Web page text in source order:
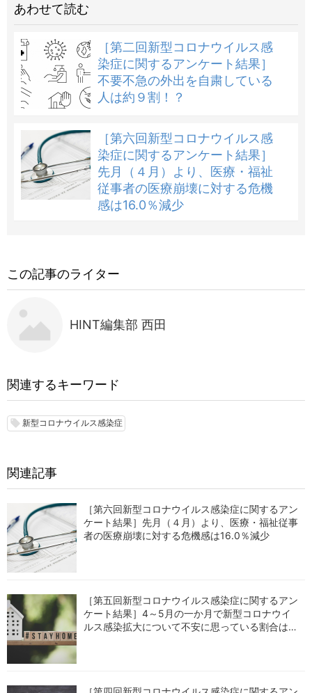
あわせて読む
［第二回新型コロナウイルス感
染症に関するアンケート結果］
不要不急の外出を自粛している
人は約９割！？
［第六回新型コロナウイルス感
染症に関するアンケート結果］
先月（４月）より、医療・福祉
従事者の医療崩壊に対する危機
感は16.0％減少
この記事のライター
HINT編集部 西田
関連するキーワード
local_offer 新型コロナウイルス感染症
関連記事
［第六回新型コロナウイルス感染症に関するアン
ケート結果］先月（４月）より、医療・福祉従事
者の医療崩壊に対する危機感は16.0％減少
［第五回新型コロナウイルス感染症に関するアン
ケート結果］4～5月の一か月で新型コロナウイ
ルス感染拡大について不安に思っている割合は、